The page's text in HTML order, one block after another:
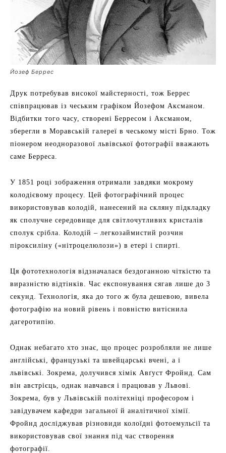
Йозеф Беррес
Друк потребував високої майстерності, тож Беррес
співпрацював із чеським графіком Йозефом Аксманом.
Відбитки того часу, створені Берресом і Аксманом,
зберегли в Моравській галереї в чеському місті Брно. Тож
піонером неодноразової львівської фотографії вважають
саме Берреса.
У 1851 році зображення отримали завдяки мокрому
колодієвому процесу. Цей фотографічний процес
використовував колодій, нанесений на скляну підкладку
як сполучне середовище для світлочутливих кристалів
сполук срібла. Колодій – легкозаймистий розчин
піроксиліну («нітроцелюлози») в етері і спирті.
Ця фототехнологія відзначалася бездоганною чіткістю та
виразністю відтінків. Час експонування сягав лише до 3
секунд. Технологія, яка до того ж була дешевою, вивела
фотографію на новий рівень і повністю витіснила
дагеротипію.
Однак небагато хто знає, що процес розробляли не лише
англійські, французькі та швейцарські вчені, а і
львівські. Зокрема, долучився хімік Авґуст Фройнд. Сам
він австрієць, однак навчався і працював у Львові.
Зокрема, був у Львівській політехніці професором і
завідувачем кафедри загальної й аналітичної хімії.
Фройнд досліджував різновиди колоїдні фотоемульсії та
використовував свої знання під час створення
фотографії.